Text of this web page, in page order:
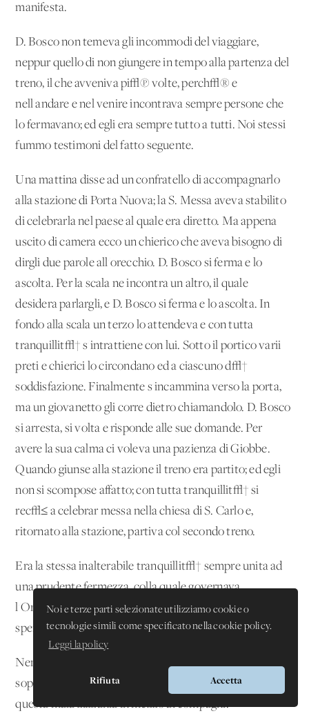
Noi e terze parti selezionate utilizziamo cookie o
tecnologie simili come specificato nella cookie policy.
Leggi la policy
Rifiuta Accetta
manifesta.
D. Bosco non temeva gli incommodi del viaggiare,
neppur quello di non giungere in tempo alla partenza del
treno, il che avveniva pi√π volte, perch√® e
nell'andare e nel venire incontrava sempre persone che
lo fermavano; ed egli era sempre tutto a tutti. Noi stessi
fummo testimoni del fatto seguente.
Una mattina disse ad un confratello di accompagnarlo
alla stazione di Porta Nuova; la S. Messa aveva stabilito
di celebrarla nel paese al quale era diretto. Ma appena
uscito di camera ecco un chierico che aveva bisogno di
dirgli due parole all'orecchio. D. Bosco si ferma e lo
ascolta. Per la scala ne incontra un altro, il quale
desidera parlargli, e D. Bosco si ferma e lo ascolta. In
fondo alla scala un terzo lo attendeva e con tutta
tranquillit√† s'intrattiene con lui. Sotto il portico varii
preti e chierici lo circondano ed a ciascuno d√†
soddisfazione. Finalmente s'incammina verso la porta,
ma un giovanetto gli corre dietro chiamandolo. D. Bosco
si arresta, si volta e risponde alle sue domande. Per
avere la sua calma ci voleva una pazienza di Giobbe.
Quando giunse alla stazione il treno era partito; ed egli
non si scompose affatto; con tutta tranquillit√† si
rec√≤ a celebrar messa nella chiesa di S. Carlo e,
ritornato alla stazione, partiva col secondo treno.
Era la stessa inalterabile tranquillit√† sempre unita ad
una prudente fermezza, colla quale governava
l'Oratorio in certi momenti un po' critici per la irrequieta
spensieratezza di qualche giovane.
Nemico risoluto del rispetto umano, non poteva
sopportare in casa giovani, i quali fossero causa di
questa mala zizzania in mezzo ai compagni.